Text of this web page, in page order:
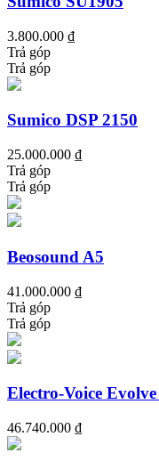
3.800.000 ₫
Trả góp
Trả góp
Sumico DSP 2150
25.000.000 ₫
Trả góp
Trả góp
Beosound A5
41.000.000 ₫
Trả góp
Trả góp
Electro-Voice Evolve
46.740.000 ₫